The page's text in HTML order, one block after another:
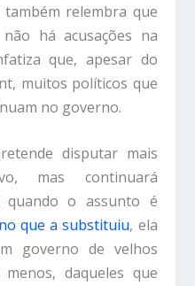
relembra que
há acusações na
que, apesar do
muitos políticos que
no governo.
disputar mais
mas continuará
quando o assunto é
que a substituiu, ela
governo de velhos
daqueles que